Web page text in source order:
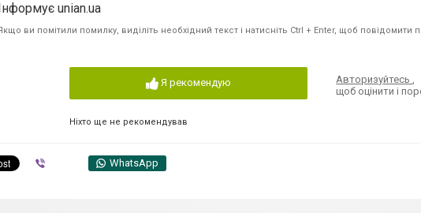
unian.ua
ви помітили помилку, виділіть необхідний текст і натисніть Ctrl + Enter, щоб повідомити
Я рекомендую
Ніхто ще не рекомендував
Авторизуйтесь,
щоб оцінити і
WhatsApp